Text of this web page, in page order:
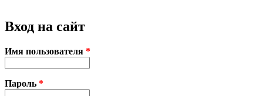
Вход на сайт
Имя пользователя *
Пароль *